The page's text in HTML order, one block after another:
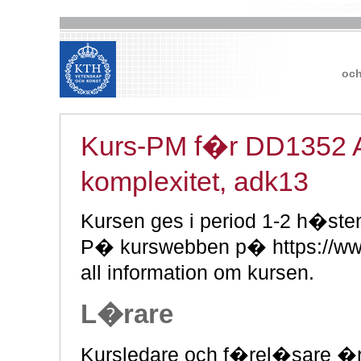
Kurs-PM f�r DD1352
komplexitet, adk13
Kursen ges i period 1-2
P� kurswebben p� https://
all information om kursen.
L�rare
Kursledare och f�rel�sare